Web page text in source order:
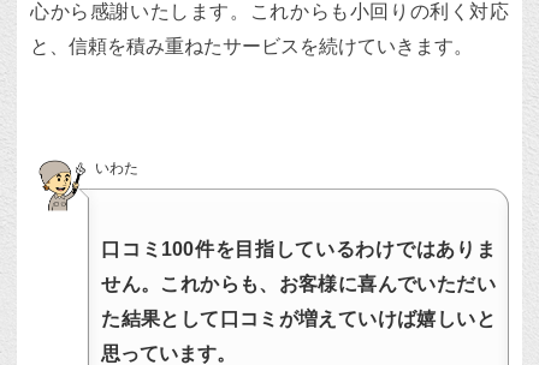
心から感謝いたします。これからも小回りの利く対応
と、信頼を積み重ねたサービスを続けていきます。
いわた
口コミ100件を目指しているわけではありま
せん。これからも、お客様に喜んでいただい
た結果として口コミが増えていけば嬉しいと
思っています。